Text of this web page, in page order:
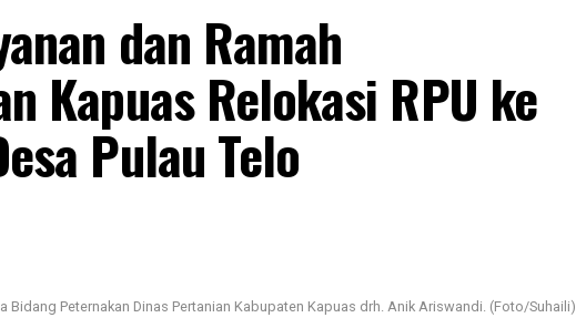
dan Ramah
Kapuas Relokasi RPU ke
Pulau Telo
Bidang Peternakan Dinas Pertanian Kabupaten Kapuas drh. Anik Ariswandi. (Foto/Suhaili)